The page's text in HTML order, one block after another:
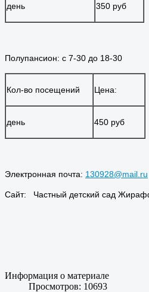
день 350 руб
Полупансион: с 7-30 до 18-30
Кол-во посещений Цена:
день 450 руб
Электронная почта: 130928@mail.ru
Сайт: Частный детский сад
Информация о материале
Просмотров: 10693